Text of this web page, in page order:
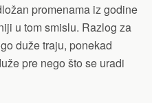
promenama iz godine
u tom smislu. Razlog za
duže traju, ponekad
pre nego što se uradi